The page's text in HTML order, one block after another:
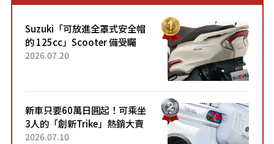
Suzuki「可放進全罩式安全帽
的 125cc」Scooter 備受矚
目！採用全新流線設計與各項
2026.07.20
新車只要60萬日圓起！可乘坐
3人的「創新Trike」熱銷大賣
成為人氣車款！「養車成本真
2026.07.10